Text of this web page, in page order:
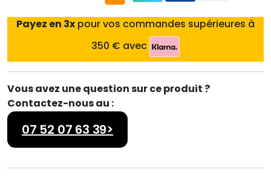
Payez en 3x pour vos commandes supérieures à
350 € avec
Vous avez une question sur ce produit ?
Contactez-nous au :
07 52 07 63 39>